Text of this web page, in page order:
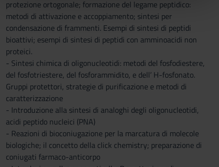
pubblicità e social media, i quali potrebbero combinarle
con altre informazioni che hai fornito loro o che hanno
raccolto dal tuo utilizzo dei loro servizi.
protezione ortogonale; formazione del legame peptidico:
metodi di attivazione e accoppiamento; sintesi per
condensazione di frammenti. Esempi di sintesi di peptidi
bioattivi; esempi di sintesi di peptidi con amminoacidi non
proteici.
- Sintesi chimica di oligonucleotidi: metodi del fosfodiestere,
del fosfotriestere, del fosforammidito, e dell’ H-fosfonato.
Gruppi protettori, strategie di purificazione e metodi di
caratterizzazione
- Introduzione alla sintesi di analoghi degli oligonucleotidi,
acidi peptido nucleici (PNA)
- Reazioni di bioconiugazione per la marcatura di molecole
biologiche; il concetto della click chemistry; preparazione di
coniugati farmaco-anticorpo